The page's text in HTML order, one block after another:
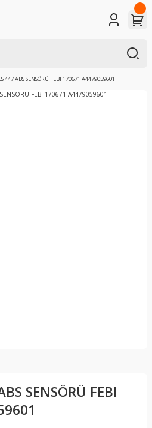
447 ABS SENSÖRÜ FEBI 170671 A4479059601
SENSÖRÜ FEBI